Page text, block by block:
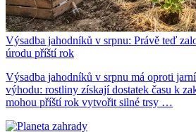
Výsadba jahodníků v srpnu: Právě teď
úrodu příští rok
Výsadba jahodníků v srpnu má oproti
výhodu: rostliny získají dostatek času k
mohou příští rok vytvořit silné trsy …